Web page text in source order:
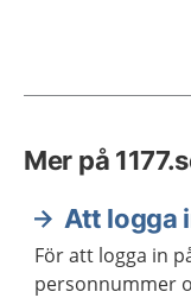
Mer på
Att logga
För att logga in
personnummer